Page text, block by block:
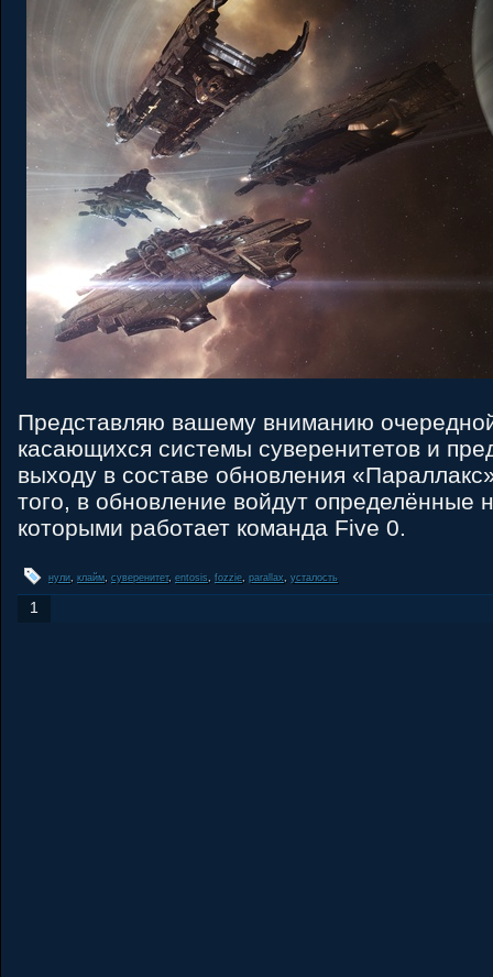
Представляю вашему вниманию
касающихся системы суверенитетов и
выходу в составе обновления
того, в обновление войдут определённые
которыми работает команда Five 0.
нули клайм, суверенитет, entosis fozzie, parallax усталость
1